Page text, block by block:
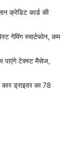
क्रेडिट कार्ड की
गेमिंग स्मार्टफोन, कम
पाएंगे टेक्स्ट मैसेज,
ड्राइवर का 78